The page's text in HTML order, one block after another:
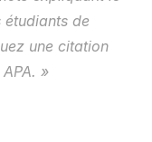
étudiants de
une citation
»